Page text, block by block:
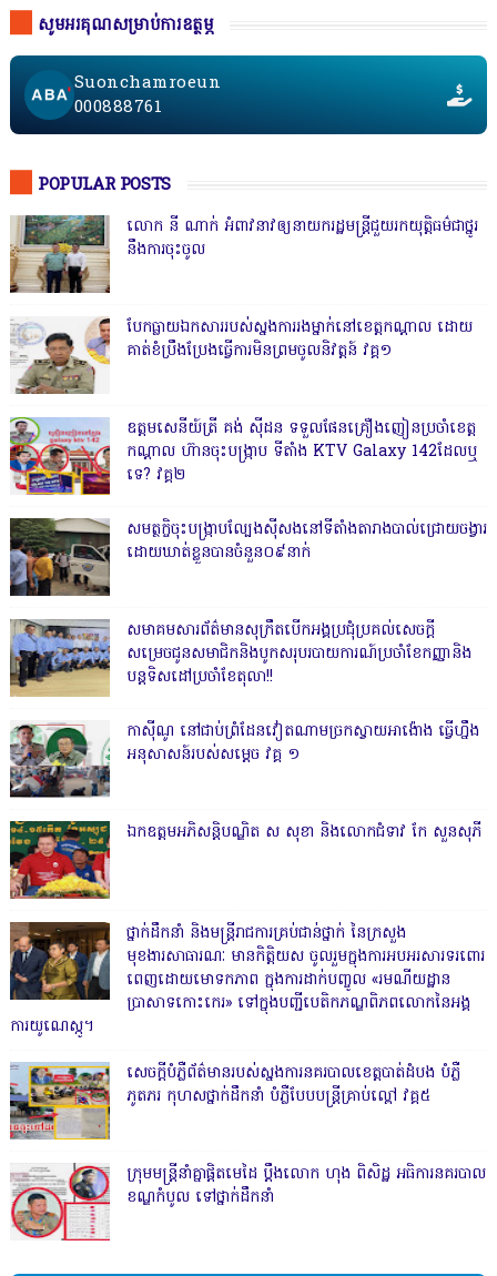
សូមអរគុណសម្រាប់ការឧត្ថម្ភ
Suonchamroeun
000888761
POPULAR POSTS
លោក នី ណាក់ អំពាវនាវឲ្យនាយករដ្ឋមន្ត្រីជួយរកយុត្តិធម៌ជាថ្នូរ
នឹងការចុះចូល
បែកធ្លាយឯកសាររបស់ស្នងការរងម្នាក់នៅខេត្តកណ្ដាល ដោយ
គាត់ខំប្រឹងប្រែងធ្វើការមិនព្រមចូលនិវត្តន៍ វគ្គ១
ឧត្តមសេនីយ៍ត្រី គង់ ស៊ីដន ទទួលផែនគ្រឿងញៀនប្រចាំខេត្ត
កណ្តាល ហ៊ានចុះបង្ក្រាប ទីតាំង KTV Galaxy 142ដែលឬ
ទេ? វគ្គ២
សមត្ថកិ្ចចុះបង្ក្រាបល្បែងស៊ីសងនៅទីតាំងតារាងបាល់ជ្រោយចង្វារ
ដោយឃាត់ខ្លួនបានចំនួន០៩នាក់
សមាគមសារព័ត៌មានសុក្រឹតបើកអង្គប្រជុំប្រគល់សេចក្តី
សម្រេចជូនសមាជិកនិងបូកសរុបរបាយការណ៍ប្រចាំខែកញ្ញានិង
បន្តទិសដៅប្រចាំខែតុលា!!
កាសុីណូ នៅជាប់ព្រំដែនវៀតណាមច្រកស្វាយអាង៉ោង ធ្វើហ្នឹង
អនុសាសន៍របស់សម្ដេច វគ្គ ១
ឯកឧត្តមអភិសន្តិបណ្ឌិត ស សុខា និងលោកជំទាវ កែ សួនសុភី
ថ្នាក់ដឹកនាំ និងមន្ត្រីរាជការគ្រប់ជាន់ថ្នាក់ នៃក្រសួង
មុខងារសាធារណៈ មានកិត្តិយស ចូលរួមក្នុងការអបអរសារទរពោរ
ពេញដោយមោទកភាព ក្នុងការដាក់បញ្ចូល «រមណីយដ្ឋាន
ប្រាសាទកោះកេរ» ទៅក្នុងបញ្ជីបេតិកភណ្ឌពិភពលោកនៃអង្គ
ការយូណេស្កូ។
សេចក្តីបំភ្លឺព័ត៌មានរបស់ស្នងការនគរបាលខេត្តបាត់ដំបង បំភ្លឺ
ភូតភរ កុហសថ្នាក់ដឹកនាំ បំភ្លឺបែបបន្ត្រីគ្រាប់ល្ពៅ វគ្គ៥
ក្រុមមន្ត្រីនាំគ្នាផ្ដិតមេដៃ ប្ដឹងលោក ហុង ពិសិដ្ឋ អធិការនគរបាល
ខណ្ឌកំបូល ទៅថ្នាក់ដឹកនាំ